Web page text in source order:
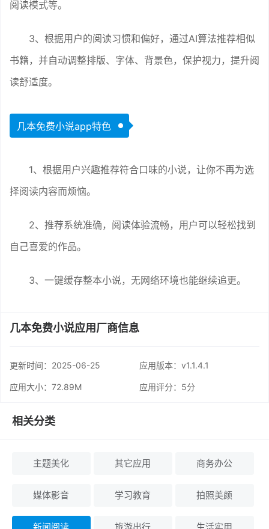
阅读模式等。
3、根据用户的阅读习惯和偏好，通过AI算法推荐相似
书籍，并自动调整排版、字体、背景色，保护视力，提升阅
读舒适度。
几本免费小说app特色
1、根据用户兴趣推荐符合口味的小说，让你不再为选
择阅读内容而烦恼。
2、推荐系统准确，阅读体验流畅，用户可以轻松找到
自己喜爱的作品。
3、一键缓存整本小说，无网络环境也能继续追更。
几本免费小说应用厂商信息
更新时间： 2025-06-25 应用版本：v1.1.4.1
应用大小：72.89M 应用评分： 5分
相关分类
主题美化 其它应用 商务办公
媒体影音 学习教育 拍照美颜